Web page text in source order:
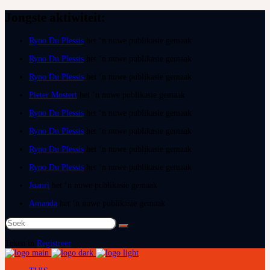
Ryno Du Plessis
Ryno Du Plessis
Ryno Du Plessis
Pieter Mostert
Ryno Du Plessis
Ryno Du Plessis
Ryno Du Plessis
Ryno Du Plessis
Juanri
Amanda
Soek
na:
Registreer